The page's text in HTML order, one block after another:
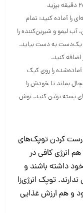
را آماده کنید: تمام
آب لیمو و شیرین‌کننده را
یک‌دست به دست بیاید.
کنید.
را روی کیک
۶۰ دقیقه در یخچال بماند تا خودش را
پسته تزئین کنید. نوش
درست کردن توپک‌های
انرژی کافی در
داشته باشند و
توپک انرژی‌زا
و هم ارزش غذایی